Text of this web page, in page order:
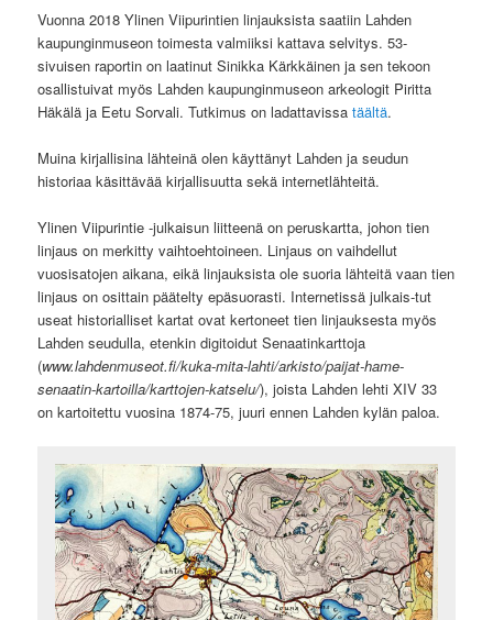
Vuonna 2018 Ylinen Viipurintien linjauksista saatiin Lahden
kaupunginmuseon toimesta valmiiksi kattava selvitys. 53-
sivuisen raportin on laatinut Sinikka Kärkkäinen ja sen tekoon
osallistuivat myös Lahden kaupunginmuseon arkeologit Piritta
Häkälä ja Eetu Sorvali. Tutkimus on ladattavissatäältä.
Muina kirjallisina lähteinä olen käyttänyt Lahden ja seudun
historiaa käsittävää kirjallisuutta sekä internetlähteitä.
Ylinen Viipurintie -julkaisun liitteenä on peruskartta, johon tien
linjaus on merkitty vaihtoehtoineen. Linjaus on vaihdellut
vuosisatojen aikana, eikä linjauksista ole suoria lähteitä vaan tien
linjaus on osittain päätelty epäsuorasti. Internetissä julkais-tut
useat historialliset kartat ovat kertoneet tien linjauksesta myös
Lahden seudulla, etenkin digitoidut Senaatinkarttoja
(www.lahdenmuseot.fi/kuka-mita-lahti/arkisto/paijat-hame-
senaatin-kartoilla/karttojen-katselu/), joista Lahden lehti XIV 33
on kartoitettu vuosina 1874-75, juuri ennen Lahden kylän paloa.